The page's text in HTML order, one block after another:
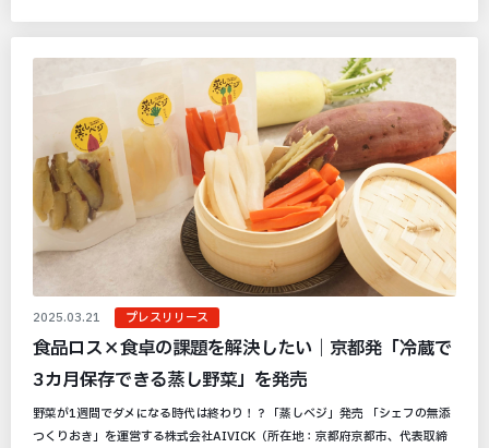
2025.03.21 プレスリリース
食品ロス×食卓の課題を解決したい｜京都発「冷蔵で
3カ月保存できる蒸し野菜」を発売
野菜が1週間でダメになる時代は終わり！？「蒸しベジ」発売 「シェフの無添
つくりおき」を運営する株式会社AIVICK（所在地：京都府京都市、代表取締